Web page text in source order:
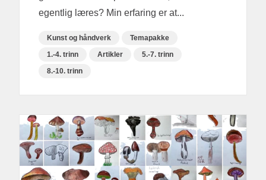
egentlig læres? Min erfaring er at...
Kunst og håndverk
Temapakke
1.-4. trinn
Artikler
5.-7. trinn
8.-10. trinn